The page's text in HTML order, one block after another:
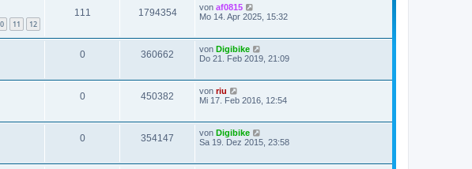
11 12
111 1794354 von af0815
Mo 14. Apr 2025, 15:32
0 360662 von Digibike
Do 21. Feb 2019, 21:09
0 450382 von riu
Mi 17. Feb 2016, 12:54
0 354147 von Digibike
Sa 19. Dez 2015, 23:58